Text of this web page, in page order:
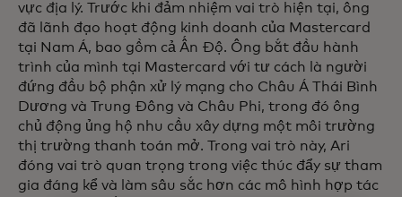
vực địa lý. Trước khi đảm nhiệm vai trò hiện tại, ông
đã lãnh đạo hoạt động kinh doanh của Mastercard
tại Nam Á, bao gồm cả Ấn Độ. Ông bắt đầu hành
trình của mình tại Mastercard với tư cách là người
đứng đầu bộ phận xử lý mạng cho Châu Á Thái Bình
Dương và Trung Đông và Châu Phi, trong đó ông
chủ động ủng hộ nhu cầu xây dựng một môi trường
thị trường thanh toán mở. Trong vai trò này, Ari
đóng vai trò quan trọng trong việc thúc đẩy sự tham
gia đáng kể và làm sâu sắc hơn các mô hình hợp tác